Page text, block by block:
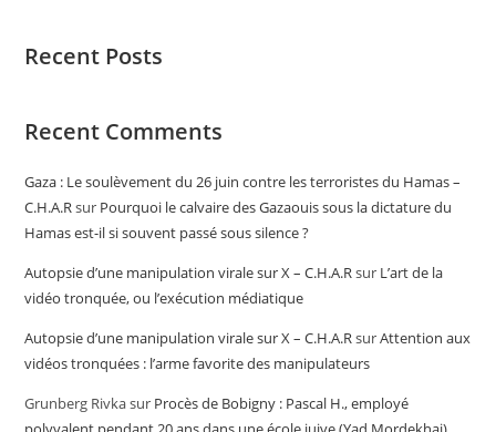
Recent Posts
Recent Comments
Gaza : Le soulèvement du 26 juin contre les terroristes du Hamas –
C.H.A.Rsur Pourquoi le calvaire des Gazaouis sous la dictature du
Hamas est-il si souvent passé sous silence ?
Autopsie d’une manipulation virale sur X – C.H.A.Rsur L’art de la
vidéo tronquée, ou l’exécution médiatique
Autopsie d’une manipulation virale sur X – C.H.A.RsurAttention aux
vidéos tronquées : l’arme favorite des manipulateurs
Grunberg Rivkasur Procès de Bobigny : Pascal H., employé